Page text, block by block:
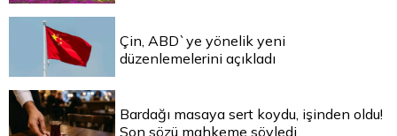
Çin, ABD`ye yönelik yeni
düzenlemelerini açıkladı
Bardağı masaya sert koydu, işinden oldu!
Son sözü mahkeme söyledi